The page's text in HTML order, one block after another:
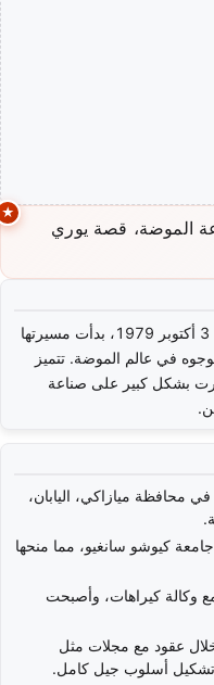
الموضة، قصة يوري
يوري إبيهارا، عارضة أزياء يابانية ولدت في 3 أكتوبر 1979، بدأت مسيرتها
الوجوه في عالم الموضة. تتميز
بشكل كبير على صناعة
يوري إبيهارا ولدت في 3 أكتوبر 1979 في محافظة ميازاكي، اليابان،
كيوشو سانغيو، مما منحها
مسيرتها المهنية في عام 2002 مع وكالة كيراهات، وأصبحت
عقود مع مجلات مثل